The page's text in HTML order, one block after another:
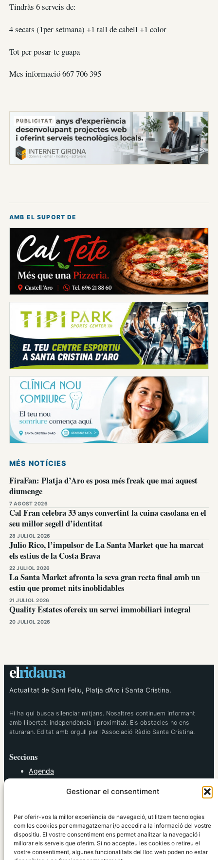
Gestionar el consentiment
Per oferir-vos la millor experiència de navegació, utilitzem tecnologies
com les cookies per emmagatzemar i/o accedir a la informació del vostre
dispositiu. El vostre consentiment ens permet analitzar la navegació i
millorar els serveis que oferim. Si no accepteu les cookies o retireu el
vostre consentiment, algunes funcionalitats del lloc web poden no estar
Tindràs 6 serveis de:
4 secats (1per setmana) +1 tall de cabell +1 color
Tot per posar-te guapa
Mes informació 667 706 395
PUBLICITAT
AMB EL SUPORT DE
MÉS NOTÍCIES
FiraFan: Platja d’Aro es posa més freak que mai aquest
diumenge
7 AGOST 2026
Cal Fran celebra 33 anys convertint la cuina casolana en el
seu millor segell d’identitat
28 JULIOL 2026
Julio Rico, l’impulsor de La Santa Market que ha marcat
els estius de la Costa Brava
22 JULIOL 2026
La Santa Market afronta la seva gran recta final amb un
estiu que promet nits inoblidables
21 JULIOL 2026
Quality Estates ofereix un servei immobiliari integral
20 JULIOL 2026
elridaura
Actualitat de Sant Feliu, Platja d’Aro i Santa Cristina.
Hi ha qui busca silenciar mitjans. Nosaltres continuem informant
amb llibertat, independència i proximitat. Els obstacles no ens
aturaran. Editat amb orgull per l’Associació Ràdio Santa Cristina.
Seccions
Agenda
Política
Societat
Tendències